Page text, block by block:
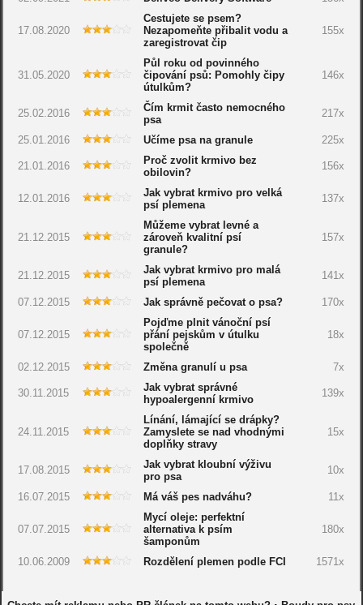
17.08.2020
Cestujete se psem?
Nezapomeňte přibalit vodu a
zaregistrovat čip
155x
31.05.2020
Půl roku od povinného
čipování psů: Pomohly čipy
útulkům?
146x
25.02.2016
Čím krmit často nemocného
psa
217x
25.01.2016 Učíme psa na granule 225x
21.01.2016
Proč zvolit krmivo bez
obilovin?
156x
12.01.2016
Jak vybrat krmivo pro velká
psí plemena
137x
21.12.2015
Můžeme vybrat levné a
zároveň kvalitní psí
granule?
157x
21.12.2015
Jak vybrat krmivo pro malá
psí plemena
141x
07.12.2015 Jak správně pečovat o psa? 170x
07.12.2015
Pojďme plnit vánoční psí
přání pejskům v útulku
společně
18x
02.12.2015 Změna granulí u psa 7x
30.11.2015
Jak vybrat správné
hypoalergenní krmivo
139x
24.11.2015
Línání, lámající se drápky?
Zamyslete se nad vhodnými
doplňky stravy
15x
17.08.2015
Jak vybrat kloubní výživu
pro psa
10x
16.07.2015 Má váš pes nadváhu? 11x
07.07.2015
Mycí oleje: perfektní
alternativa k psím
šamponům
180x
10.06.2009 Rozdělení plemen podle FCI 1571x